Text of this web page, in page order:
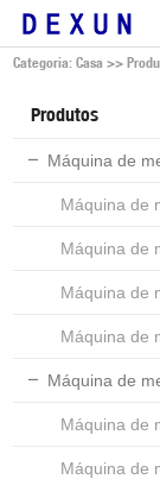
Categoria: Casa >>
Produtos
Máquina de
Máquina de
Máquina de
Máquina de
Máquina de
Máquina de
Máquina de
Máquina de